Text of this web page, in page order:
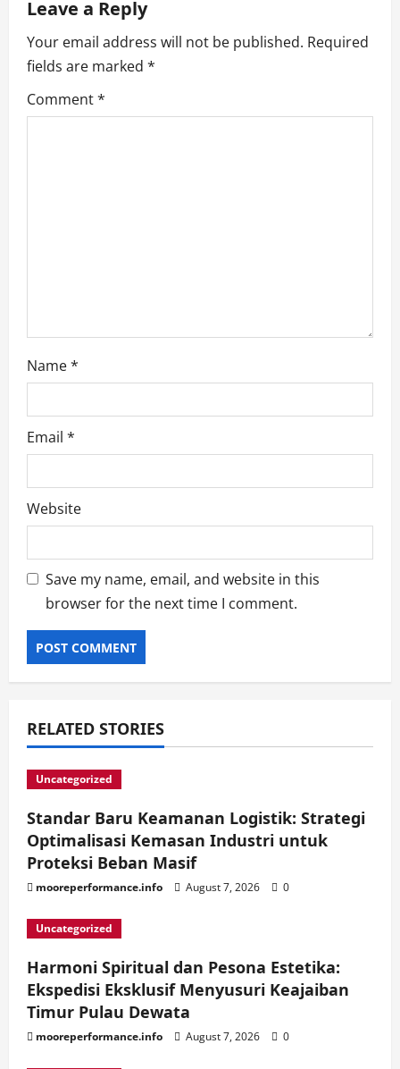
g
a
t
Leave a Reply
Your email address will not be published. Required
fields are marked *
Comment*
Name*
Email *
Website
Save my name, email, and website in this
browser for the next time I comment.
RELATED STORIES
Uncategorized
Standar Baru Keamanan Logistik: Strategi
Optimalisasi Kemasan Industri untuk
Proteksi Beban Masif
mooreperformance.info August 7, 2026 0
Uncategorized
Harmoni Spiritual dan Pesona Estetika:
Ekspedisi Eksklusif Menyusuri Keajaiban
Timur Pulau Dewata
mooreperformance.info August 7, 2026 0